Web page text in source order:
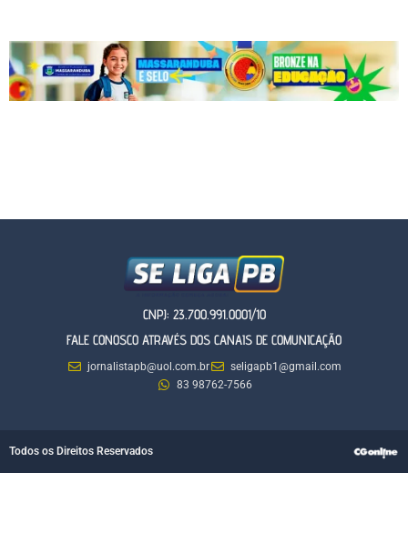
CNPJ: 23.700.991.0001/10
FALE CONOSCO ATRAVÉS DOS CANAIS DE COMUNICAÇÃO
jornalistapb@uol.com.br
seligapb1@gmail.com
83 98762-7566
Todos os Direitos Reservados